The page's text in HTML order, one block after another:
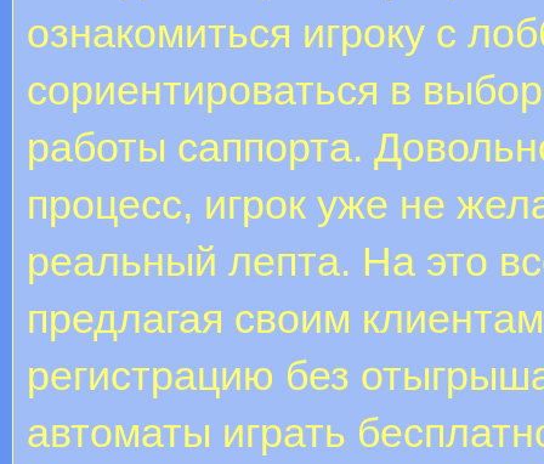
ознакомиться игроку с
сориентироваться в
работы саппорта.
процесс, игрок уже не
реальный лепта. На это
предлагая своим
регистрацию без
автоматы играть